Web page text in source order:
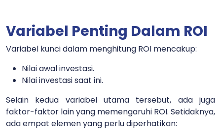
Variabel Penting Dalam ROI
Variabel kunci dalam menghitung ROI mencakup:
Nilai awal investasi.
Nilai investasi saat ini.
Selain kedua variabel utama tersebut, ada juga
faktor-faktor lain yang memengaruhi ROI. Setidaknya,
ada empat elemen yang perlu diperhatikan: